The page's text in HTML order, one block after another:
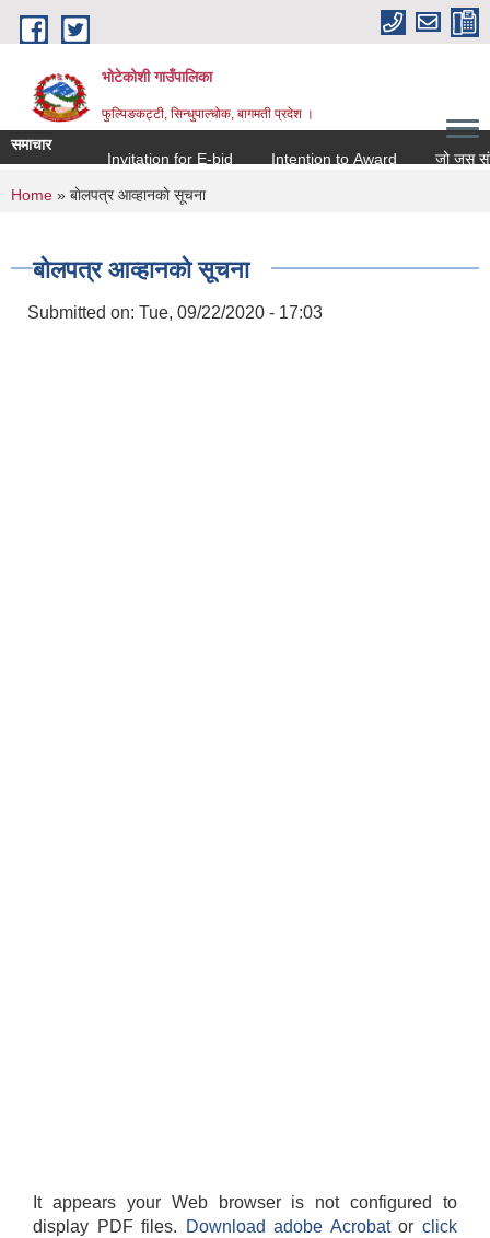
Skip to main content
भोटेकोशी गाउँपालिका
फुल्पिङकट्टी, सिन्धुपाल्चोक, बागमती प्रदेश ।
समाचार
Invitation for E-bid
Intention to Award जो जस संग
You are here
Home » बाेलपत्र आव्हानकाे सूचना
बाेलपत्र आव्हानकाे सूचना
Submitted on: Tue, 09/22/2020 - 17:03
It appears your Web browser is not configured to
display PDF files.
Download adobe Acrobatorclick